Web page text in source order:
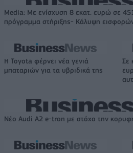
Media: Με ενίσχυση 8 εκατ. ευρώ σε 451
πρόγραμμα στήριξης- Κάλυψη
Η Toyota φέρνει νέα γενιά
μπαταριών για τα υβριδικά της
Σε
Νέο Audi A2 e-tron με στόχο την